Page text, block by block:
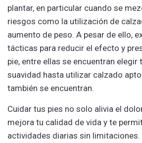
plantar, en particular cuando se
riesgos como la utilización de
aumento de peso. A pesar de ello,
tácticas para reducir el efecto y
pie, entre ellas se encuentran
suavidad hasta utilizar calzado
también se encuentran.
Cuidar tus pies no solo alivia el
mejora tu calidad de vida y te
actividades diarias sin limitaciones.